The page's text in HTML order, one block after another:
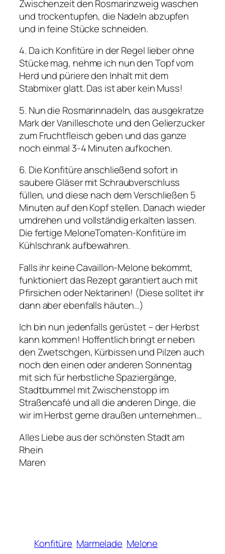
Zwischenzeit den Rosmarinzweig waschen
und trockentupfen, die Nadeln abzupfen
und in feine Stücke schneiden.
4. Da ich Konfitüre in der Regel lieber ohne
Stücke mag, nehme ich nun den Topf vom
Herd und püriere den Inhalt mit dem
Stabmixer glatt. Das ist aber kein Muss!
5. Nun die Rosmarinnadeln, das ausgekratze
Mark der Vanilleschote und den Gelierzucker
zum Fruchtfleisch geben und das ganze
noch einmal 3-4 Minuten aufkochen.
6. Die Konfitüre anschließend sofort in
saubere Gläser mit Schraubverschluss
füllen, und diese nach dem Verschließen 5
Minuten auf den Kopf stellen. Danach wieder
umdrehen und vollständig erkalten lassen.
Die fertige MeloneTomaten-Konfitüre im
Kühlschrank aufbewahren.
Falls ihr keine Cavaillon-Melone bekommt,
funktioniert das Rezept garantiert auch mit
Pfirsichen oder Nektarinen! (Diese solltet ihr
dann aber ebenfalls häuten…)
Ich bin nun jedenfalls gerüstet – der Herbst
kann kommen! Hoffentlich bringt er neben
den Zwetschgen, Kürbissen und Pilzen auch
noch den einen oder anderen Sonnentag
mit sich für herbstliche Spaziergänge,
Stadtbummel mit Zwischenstopp im
Straßencafé und all die anderen Dinge, die
wir im Herbst gerne draußen unternehmen…
Alles Liebe aus der schönsten Stadt am
Rhein
Maren
Konfitüre Marmelade Melone